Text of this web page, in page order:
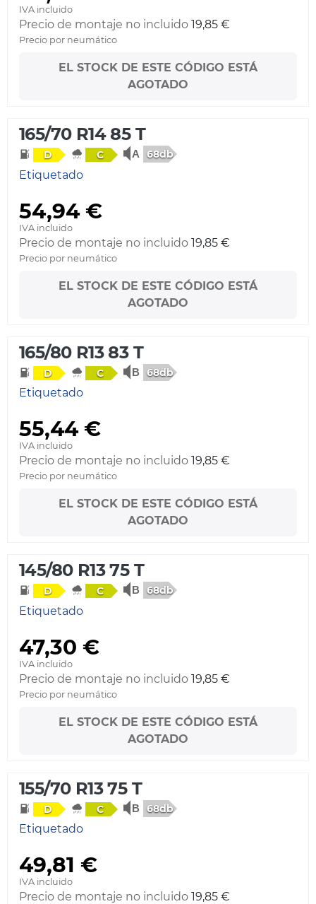
IVA incluido
Precio de montaje no incluido 19,85 €
Precio por neumático
EL STOCK DE ESTE CÓDIGO ESTÁ
AGOTADO
165/70 R14 85 T
D C 68db
Etiquetado
54,94 €
IVA incluido
Precio de montaje no incluido 19,85 €
Precio por neumático
EL STOCK DE ESTE CÓDIGO ESTÁ
AGOTADO
165/80 R13 83 T
D C 68db
Etiquetado
55,44 €
IVA incluido
Precio de montaje no incluido 19,85 €
Precio por neumático
EL STOCK DE ESTE CÓDIGO ESTÁ
AGOTADO
145/80 R13 75 T
D C 68db
Etiquetado
47,30 €
IVA incluido
Precio de montaje no incluido 19,85 €
Precio por neumático
EL STOCK DE ESTE CÓDIGO ESTÁ
AGOTADO
155/70 R13 75 T
D C 68db
Etiquetado
49,81 €
IVA incluido
Precio de montaje no incluido 19,85 €